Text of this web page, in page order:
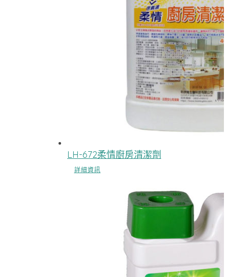
LH-672柔情廚房清潔劑
詳細資訊